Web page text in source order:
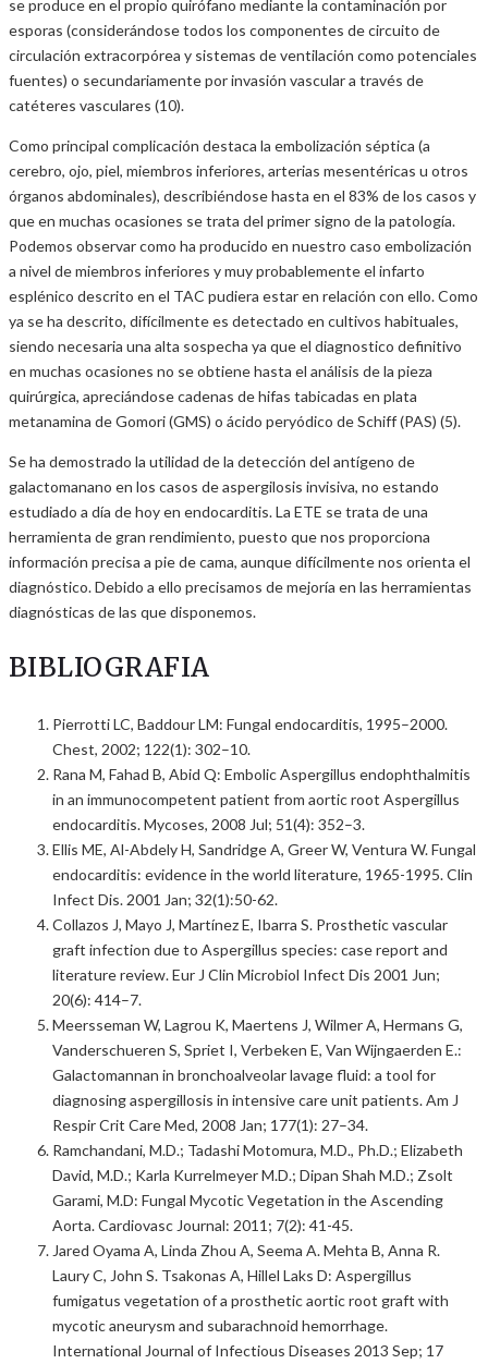
se produce en el propio quirófano mediante la contaminación por
esporas (considerándose todos los componentes de circuito de
circulación extracorpórea y sistemas de ventilación como potenciales
fuentes) o secundariamente por invasión vascular a través de
catéteres vasculares (10).
Como principal complicación destaca la embolización séptica (a
cerebro, ojo, piel, miembros inferiores, arterias mesentéricas u otros
órganos abdominales), describiéndose hasta en el 83% de los casos y
que en muchas ocasiones se trata del primer signo de la patología.
Podemos observar como ha producido en nuestro caso embolización
a nivel de miembros inferiores y muy probablemente el infarto
esplénico descrito en el TAC pudiera estar en relación con ello. Como
ya se ha descrito, difícilmente es detectado en cultivos habituales,
siendo necesaria una alta sospecha ya que el diagnostico definitivo
en muchas ocasiones no se obtiene hasta el análisis de la pieza
quirúrgica, apreciándose cadenas de hifas tabicadas en plata
metanamina de Gomori (GMS) o ácido peryódico de Schiff (PAS) (5).
Se ha demostrado la utilidad de la detección del antígeno de
galactomanano en los casos de aspergilosis invisiva, no estando
estudiado a día de hoy en endocarditis. La ETE se trata de una
herramienta de gran rendimiento, puesto que nos proporciona
información precisa a pie de cama, aunque difícilmente nos orienta el
diagnóstico. Debido a ello precisamos de mejoría en las herramientas
diagnósticas de las que disponemos.
BIBLIOGRAFIA
Pierrotti LC, Baddour LM: Fungal endocarditis, 1995–2000.
Chest, 2002; 122(1): 302–10.
Rana M, Fahad B, Abid Q: Embolic Aspergillus endophthalmitis
in an immunocompetent patient from aortic root Aspergillus
endocarditis. Mycoses, 2008 Jul; 51(4): 352–3.
Ellis ME, Al-Abdely H, Sandridge A, Greer W, Ventura W. Fungal
endocarditis: evidence in the world literature, 1965-1995. Clin
Infect Dis. 2001 Jan; 32(1):50-62.
Collazos J, Mayo J, Martínez E, Ibarra S. Prosthetic vascular
graft infection due to Aspergillus species: case report and
literature review. Eur J Clin Microbiol Infect Dis 2001 Jun;
20(6): 414–7.
Meersseman W, Lagrou K, Maertens J, Wilmer A, Hermans G,
Vanderschueren S, Spriet I, Verbeken E, Van Wijngaerden E.:
Galactomannan in bronchoalveolar lavage fluid: a tool for
diagnosing aspergillosis in intensive care unit patients. Am J
Respir Crit Care Med, 2008 Jan; 177(1): 27–34.
Ramchandani, M.D.; Tadashi Motomura, M.D., Ph.D.; Elizabeth
David, M.D.; Karla Kurrelmeyer M.D.; Dipan Shah M.D.; Zsolt
Garami, M.D: Fungal Mycotic Vegetation in the Ascending
Aorta. Cardiovasc Journal: 2011; 7(2): 41-45.
Jared Oyama A, Linda Zhou A, Seema A. Mehta B, Anna R.
Laury C, John S. Tsakonas A, Hillel Laks D: Aspergillus
fumigatus vegetation of a prosthetic aortic root graft with
mycotic aneurysm and subarachnoid hemorrhage.
International Journal of Infectious Diseases 2013 Sep; 17